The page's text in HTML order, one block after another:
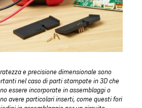
e precisione dimensionale sono
nel caso di parti stampate in 3D che
essere incorporate in assemblaggi o
avere particolari inserti, come questi fori